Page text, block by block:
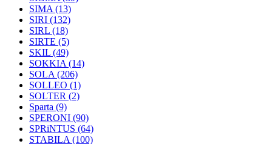
SIMA (13)
SIRI (132)
SIRL (18)
SIRTE (5)
SKIL (49)
SOKKIA (14)
SOLA (206)
SOLLEO (1)
SOLTER (2)
Sparta (9)
SPERONI (90)
SPRiNTUS (64)
STABILA (100)